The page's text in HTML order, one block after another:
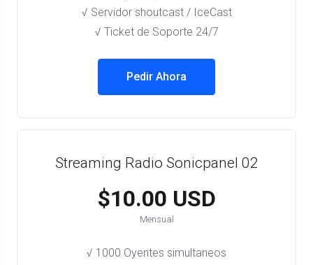
√ Servidor shoutcast / IceCast
√ Ticket de Soporte 24/7
Pedir Ahora
Streaming Radio Sonicpanel 02
$10.00 USD
Mensual
√ 1000 Oyentes simultaneos